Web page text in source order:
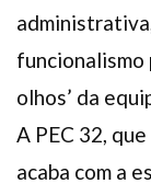
funcionalismo
olhos’ da
A PEC 32,
acaba com a